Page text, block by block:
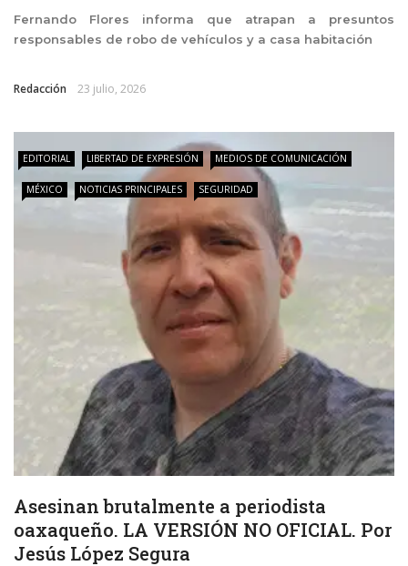
Fernando Flores informa que atrapan a presuntos
responsables de robo de vehículos y a casa habitación
Redacción 23 julio, 2026
EDITORIAL LIBERTAD DE EXPRESIÓN MEDIOS DE COMUNICACIÓN
MÉXICO NOTICIAS PRINCIPALES SEGURIDAD
Asesinan brutalmente a periodista
oaxaqueño. LA VERSIÓN NO OFICIAL. Por
Jesús López Segura